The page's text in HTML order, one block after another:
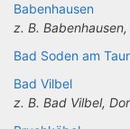
Babenhausen
z. B.
Bad Soden am
Bad Vilbel
z. B. Bad Vilbel,